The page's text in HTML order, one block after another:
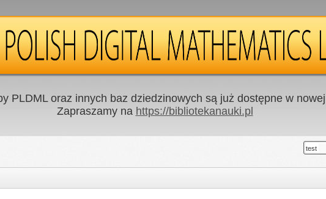
PLDML oraz innych baz dziedzinowych są już dostępne w
Zapraszamy na https://bibliotekanauki.pl
test